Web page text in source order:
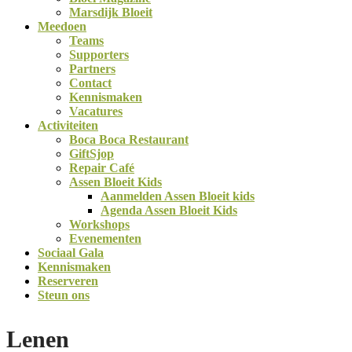
Marsdijk Bloeit
Meedoen
Teams
Supporters
Partners
Contact
Kennismaken
Vacatures
Activiteiten
Boca Boca Restaurant
GiftSjop
Repair Café
Assen Bloeit Kids
Aanmelden Assen Bloeit kids
Agenda Assen Bloeit Kids
Workshops
Evenementen
Sociaal Gala
Kennismaken
Reserveren
Steun ons
Lenen